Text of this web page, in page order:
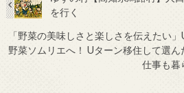
を行く
「野菜の美味しさと楽しさを伝えたい
野菜ソムリエへ！ Uターン移住して選ん
仕事も暮